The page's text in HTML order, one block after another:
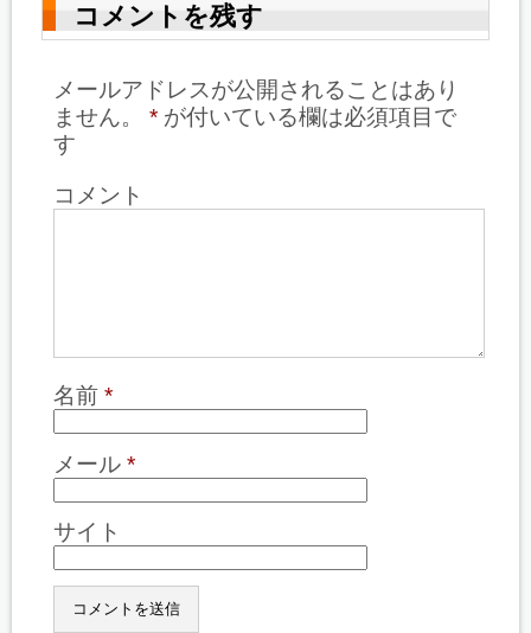
コメントを残す
メールアドレスが公開されることはあり
ません。
* が付いている欄は必須項目で
す
コメント
名前 *
メール *
サイト